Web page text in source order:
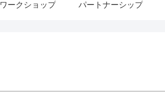
ワークショップ パートナーシップ